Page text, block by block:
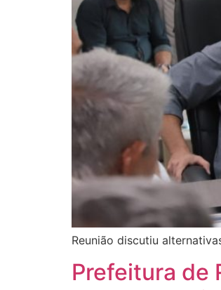
Reunião discutiu
Prefeitura de